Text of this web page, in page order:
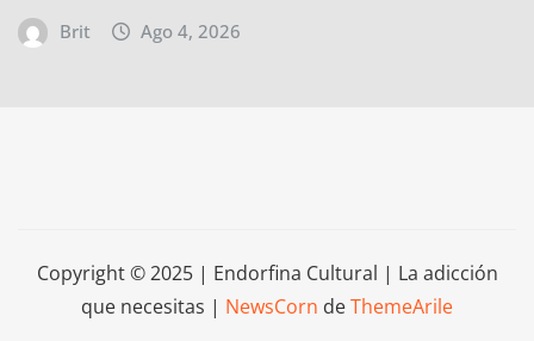
Brit Ago 4, 2026
Copyright © 2025 | Endorfina Cultural | La adicción
que necesitas | NewsCorn deThemeArile